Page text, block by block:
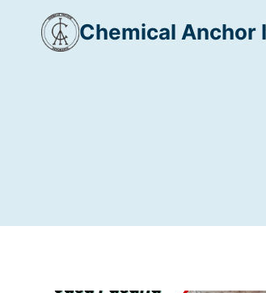
content
Chemical Anchor